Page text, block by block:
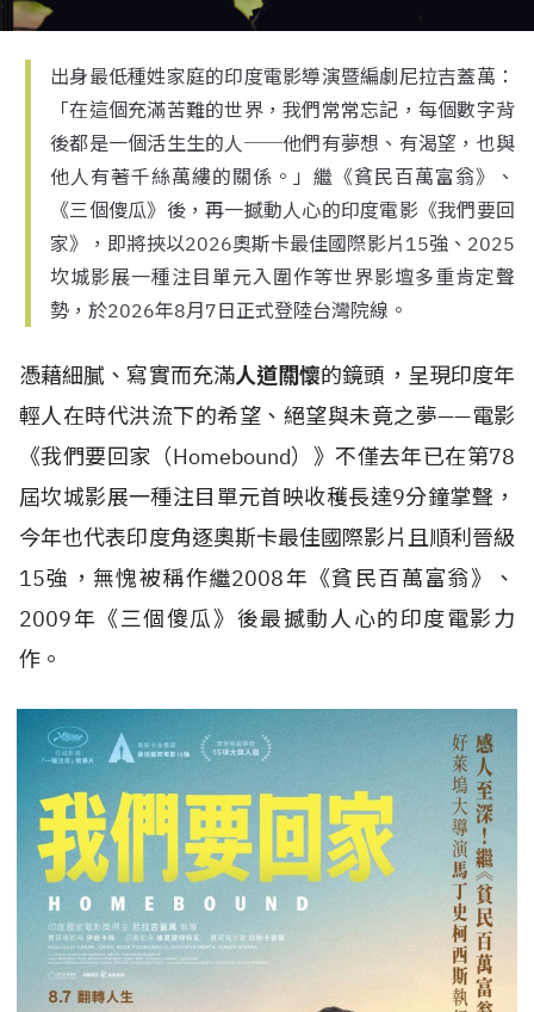
出身最低種姓家庭的印度電影導演暨編劇尼拉吉蓋萬：
「在這個充滿苦難的世界，我們常常忘記，每個數字背
後都是一個活生生的人──他們有夢想、有渴望，也與
他人有著千絲萬縷的關係。」繼《貧民百萬富翁》、
《三個傻瓜》後，再一撼動人心的印度電影《我們要回
家》，即將挾以2026奧斯卡最佳國際影片15強、2025
坎城影展一種注目單元入圍作等世界影壇多重肯定聲
勢，於2026年8月7日正式登陸台灣院線。
憑藉細膩、寫實而充滿人道關懷的鏡頭，呈現印度年
輕人在時代洪流下的希望、絕望與未竟之夢——電影
《我們要回家（Homebound）》不僅去年已在第78
屆坎城影展一種注目單元首映收穫長達9分鐘掌聲，
今年也代表印度角逐奧斯卡最佳國際影片且順利晉級
15強，無愧被稱作繼2008年 《貧民百萬富翁》、
2009年《三個傻瓜》後最撼動人心的印度電影力
作。